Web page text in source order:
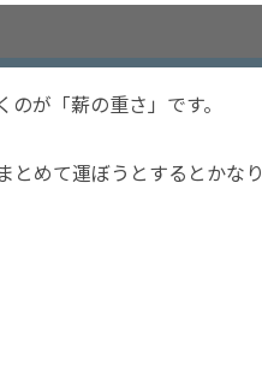
が「薪の重さ」です。
めて運ぼうとするとかなり